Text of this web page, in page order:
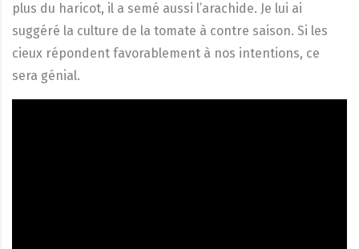
plus du haricot, il a semé aussi l’arachide. Je lui ai
suggéré la culture de la tomate à contre saison. Si les
cieux répondent favorablement à nos intentions, ce
sera génial.